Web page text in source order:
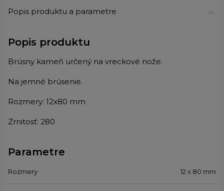
Popis produktu a parametre
Popis produktu
Brúsny kameň určený na vreckové nože.
Na jemné brúsenie.
Rozmery: 12x80 mm
Zrnitosť: 280
Parametre
Rozmery 12 x 80 mm